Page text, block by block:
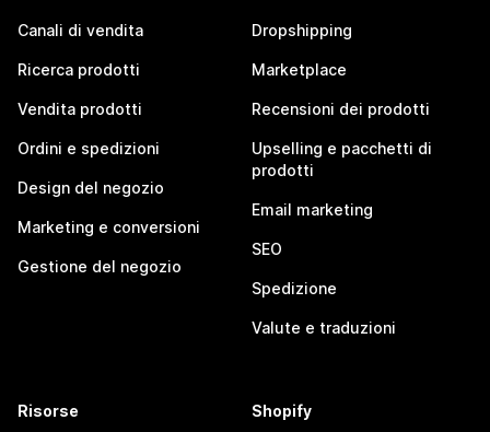
Canali di vendita
Ricerca prodotti
Vendita prodotti
Ordini e spedizioni
Design del negozio
Marketing e conversioni
Gestione del negozio
Dropshipping
Marketplace
Recensioni dei prodotti
Upselling e pacchetti di
prodotti
Email marketing
SEO
Spedizione
Valute e traduzioni
Risorse Shopify